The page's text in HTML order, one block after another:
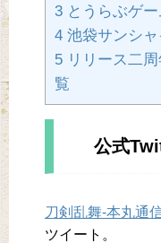
3 とうらぶゲ
4 池袋サンシ
5 リリース二
覧
公式
刀剣乱舞-本丸通
ツイート。